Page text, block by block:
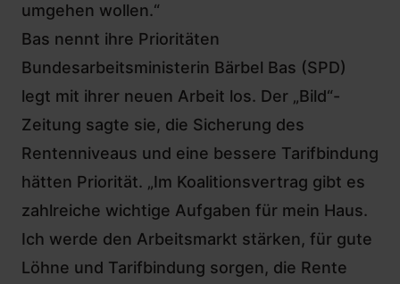
umgehen wollen.“
Bas nennt ihre Prioritäten
Bundesarbeitsministerin Bärbel Bas (SPD)
legt mit ihrer neuen Arbeit los. Der „Bild“-
Zeitung sagte sie, die Sicherung des
Rentenniveaus und eine bessere Tarifbindung
hätten Priorität. „Im Koalitionsvertrag gibt es
zahlreiche wichtige Aufgaben für mein Haus.
Ich werde den Arbeitsmarkt stärken, für gute
Löhne und Tarifbindung sorgen, die Rente